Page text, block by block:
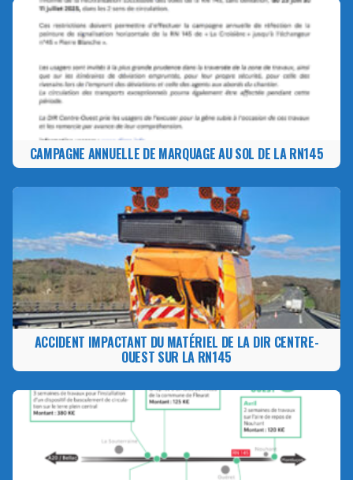
CAMPAGNE ANNUELLE DE MARQUAGE AU SOL DE LA RN145
ACCIDENT IMPACTANT DU MATÉRIEL DE LA DIR CENTRE-
OUEST SUR LA RN145